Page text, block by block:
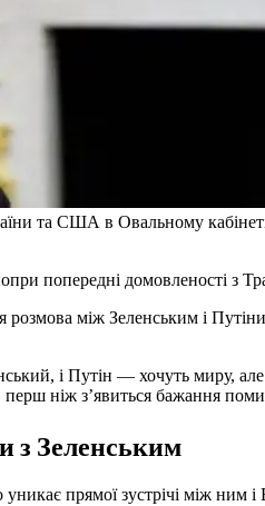
та США в Овальному
попередні домовленості з
між Зеленським і
і Путін — хочуть миру, але
ніж з’явиться бажання
з Зеленським
прямої зустрічі між